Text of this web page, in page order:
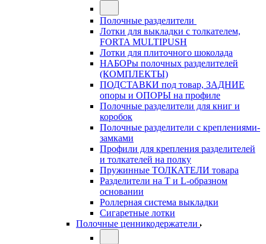
Полочные разделители
Лотки для выкладки с толкателем,
FORTA MULTIPUSH
Лотки для плиточного шоколада
НАБОРы полочных разделителей
(КОМПЛЕКТЫ)
ПОДСТАВКИ под товар, ЗАДНИЕ
опоры и ОПОРЫ на профиле
Полочные разделители для книг и
коробок
Полочные разделители с креплениями-
замками
Профили для крепления разделителей
и толкателей на полку
Пружинные ТОЛКАТЕЛИ товара
Разделители на Т и L-образном
основании
Роллерная система выкладки
Сигаретные лотки
Полочные ценникодержатели